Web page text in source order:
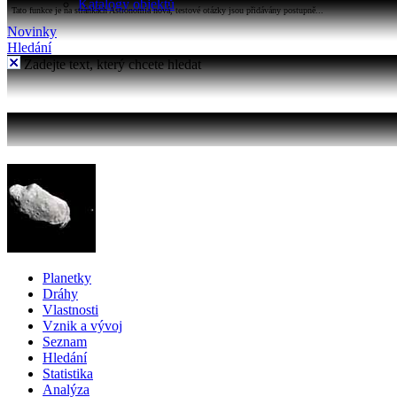
Katalogy objektů
Tato funkce je na stránkách Astronomia nová, testové otázky jsou přidávány postupně...
Novinky
Hledání
Zadejte text, který chcete hledat
Planetky
Dráhy
Vlastnosti
Vznik a vývoj
Seznam
Hledání
Statistika
Analýza